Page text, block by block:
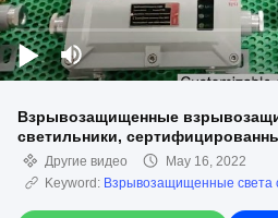
Взрывозащищенные
светильники,
Другие видео
May 16, 2022
Keyword: Взрывозащищенные света